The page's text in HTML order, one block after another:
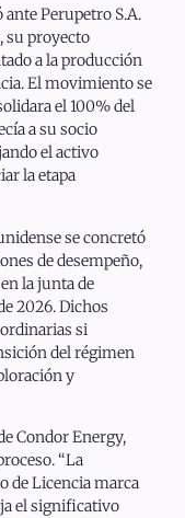
Perupetro S.A.
su proyecto
a la producción
El movimiento se
el 100% del
a su socio
el activo
la etapa
se concretó
de desempeño,
la junta de
2026. Dichos
si
del régimen
y
Condor Energy,
“La
de Licencia marca
el significativo